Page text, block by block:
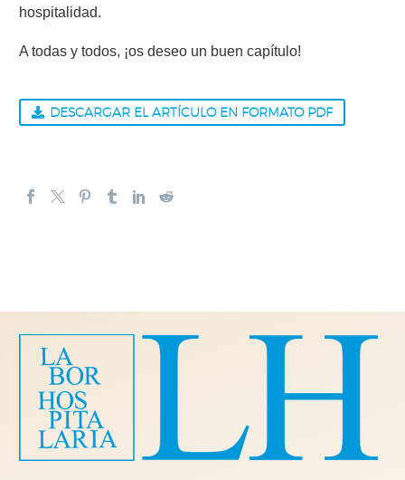
hospitalidad.
A todas y todos, ¡os deseo un buen capítulo!
DESCARGAR EL ARTÍCULO EN FORMATO PDF